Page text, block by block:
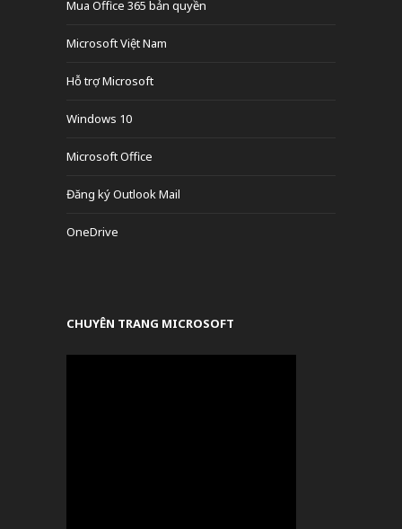
Mua Office 365 bản quyền
Microsoft Việt Nam
Hỗ trợ Microsoft
Windows 10
Microsoft Office
Đăng ký Outlook Mail
OneDrive
CHUYÊN TRANG MICROSOFT